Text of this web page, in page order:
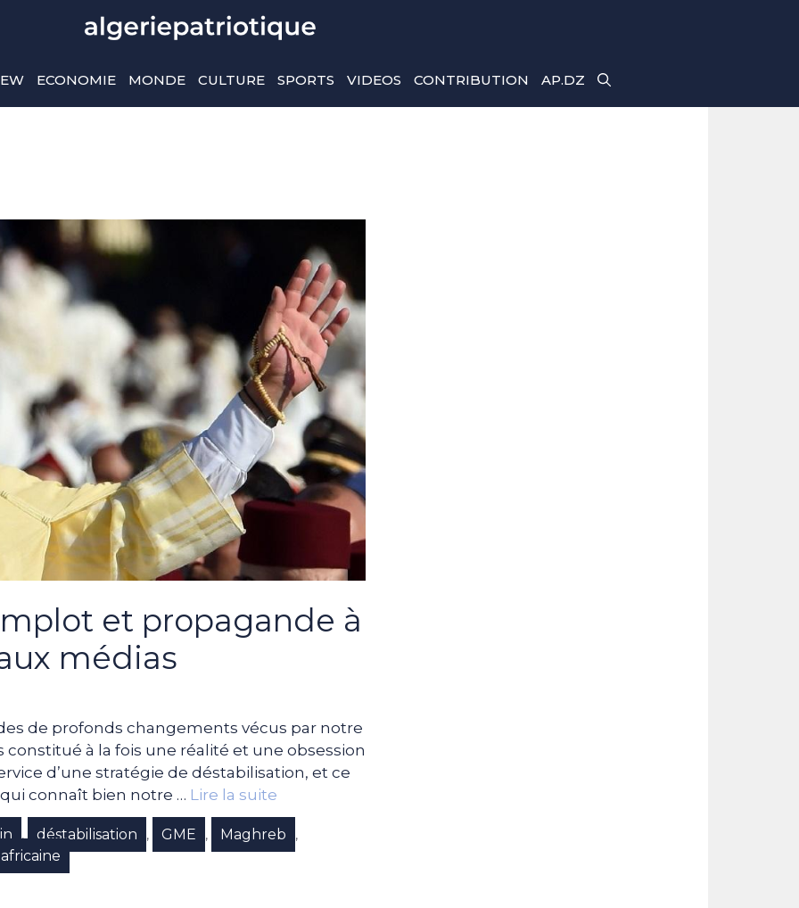
ECONOMIE MONDE CULTURE SPORTS VIDEOS CONTRIBUTION AP.DZ
et propagande à
médias
de profonds changements vécus par notre
à la fois une réalité et une obsession
d’une stratégie de déstabilisation, et ce
qui connaît bien notre … Lire la suite
, déstabilisation , GME , Maghreb ,